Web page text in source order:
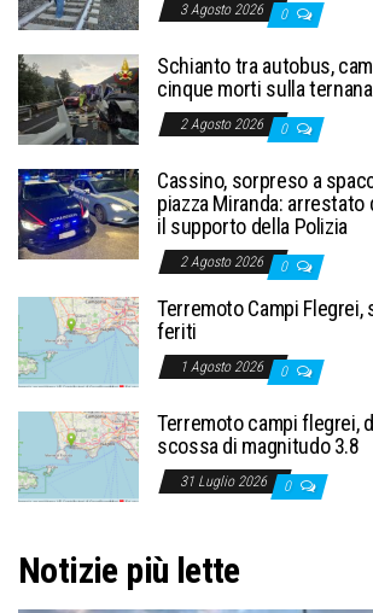
3 Agosto 2026 0
Schianto tra autobus,
cinque morti sulla ternana
2 Agosto 2026 0
Cassino, sorpreso a
piazza Miranda: arrestato
il supporto della Polizia
2 Agosto 2026 0
Terremoto Campi Flegrei,
feriti
1 Agosto 2026 0
Terremoto campi flegrei,
scossa di magnitudo 3.8
31 Luglio 2026 0
Notizie più lette